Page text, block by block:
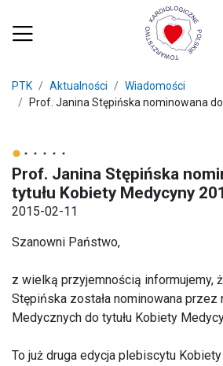
PTK Aktualności
Wiadomości
Prof. Janina Stępińska nominowana do
Prof. Janina Stępińska
tytułu Kobiety Medycyny
2015-02-11
Szanowni Państwo,
z wielką przyjemnością informujemy,
Stępińska została nominowana przez
Medycznych do tytułu Kobiety
To już druga edycja plebiscytu